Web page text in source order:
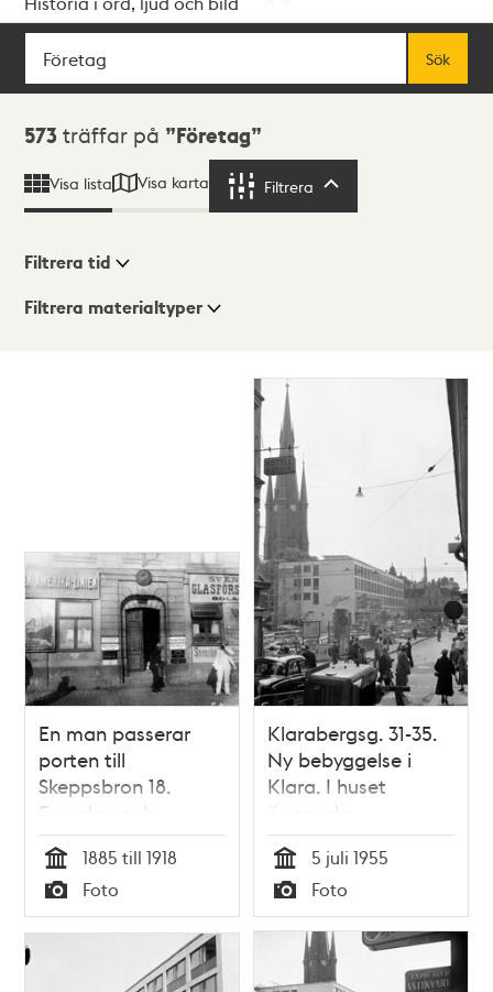
Sök
Sök
Sökresultat
573 träffar på Företag
Visa lista Visa karta Filtrera
Visningsläge
Filtrera tid
Filtrera materialtyper
En man passerar
porten till
Skeppsbron 18.
Fasaden och
fönstren har skyltar
för olika företag
bland annat
""Amerika-Linien""
Tid
1885 till 1918
Typ
Foto
Klarabergsg. 31-35.
Ny bebyggelse i
Klara. I huset
öppnade
modehuset Claire
och Konditori
Kafferepet. Huset
fungerade också
som evakueringshus
åt företag som
Tid
5 juli 1955
Typ
Foto